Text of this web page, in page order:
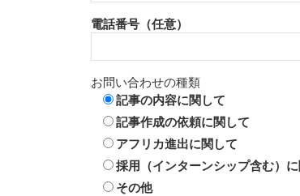
電話番号（任意）
お問い合わせの種類
記事の内容に関して
記事作成の依頼に関して
アフリカ進出に関して
採用（インターンシップ含む）
その他